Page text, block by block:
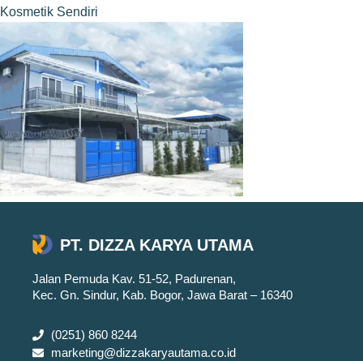
Kosmetik Sendiri
PT. DIZZA KARYA UTAMA
Jalan Pemuda Kav. 51-52, Padurenan,
Kec. Gn. Sindur, Kab. Bogor, Jawa Barat – 16340
(0251) 860 8244
marketing@dizzakaryautama.co.id